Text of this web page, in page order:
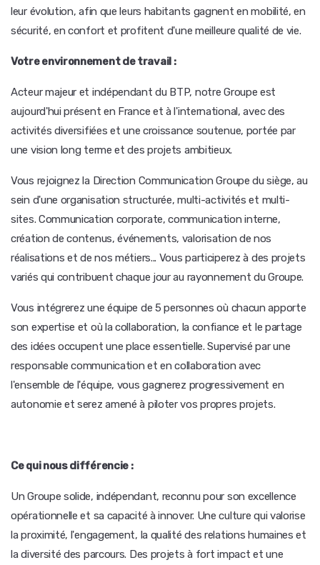
leur évolution, afin que leurs habitants gagnent en mobilité, en
sécurité, en confort et profitent d'une meilleure qualité de vie.
Votre environnement de travail :
Acteur majeur et indépendant du BTP, notre Groupe est
aujourd'hui présent en France et à l'international, avec des
activités diversifiées et une croissance soutenue, portée par
une vision long terme et des projets ambitieux.
Vous rejoignez la Direction Communication Groupe du siège, au
sein d'une organisation structurée, multi-activités et multi-
sites. Communication corporate, communication interne,
création de contenus, événements, valorisation de nos
réalisations et de nos métiers... Vous participerez à des projets
variés qui contribuent chaque jour au rayonnement du Groupe.
Vous intégrerez une équipe de 5 personnes où chacun apporte
son expertise et où la collaboration, la confiance et le partage
des idées occupent une place essentielle. Supervisé par une
responsable communication et en collaboration avec
l'ensemble de l'équipe, vous gagnerez progressivement en
autonomie et serez amené à piloter vos propres projets.
Ce qui nous différencie :
Un Groupe solide, indépendant, reconnu pour son excellence
opérationnelle et sa capacité à innover. Une culture qui valorise
la proximité, l'engagement, la qualité des relations humaines et
la diversité des parcours. Des projets à fort impact et une